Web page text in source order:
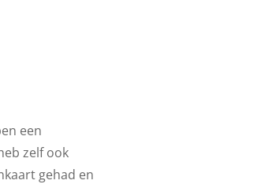
een
zelf ook
gehad en